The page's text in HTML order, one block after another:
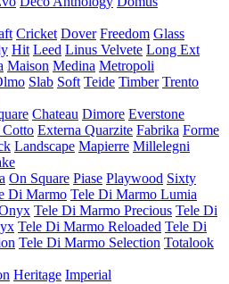
Cricket Dover Freedom Glass
Hit Leed Linus Velvete Long Ext
Maison Medina Metropoli
Slab Soft Teide Timber Trento
Chateau Dimore Everstone
Cotto Externa Quarzite Fabrika Forme
Landscape Mapierre Millelegni
On Square Piase Playwood Sixty
Di Marmo Tele Di Marmo Lumia
Tele Di Marmo Precious Tele Di
Tele Di Marmo Reloaded Tele Di
Tele Di Marmo Selection Totalook
Heritage Imperial